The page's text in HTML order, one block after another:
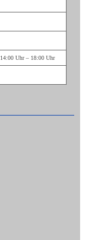
14:00 Uhr – 18:00 Uhr